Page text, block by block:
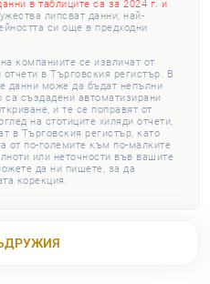
в таблиците са за 2024 г. и
липсват данни, най-
си още в предходни
компаниите се извличат от
в Търговския регистър. В
данни може да бъдат непълни
са създадени автоматизирани
и те се поправят от
на стотиците хиляди отчети,
в Търговския регистър, като
от по-големите към по-малките
или неточности във вашите
да ни пишете, за да
корекция.